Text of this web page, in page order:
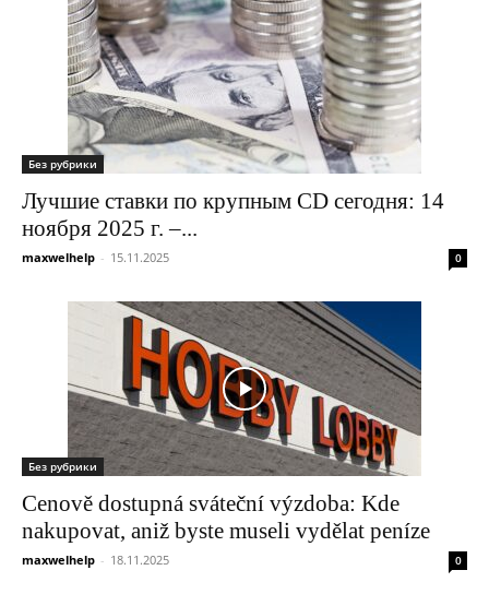
Без рубрики
Лучшие ставки по крупным CD сегодня: 14
ноября 2025 г. –...
maxwelhelp - 15.11.2025 0
Без рубрики
Cenově dostupná sváteční výzdoba: Kde
nakupovat, aniž byste museli vydělat peníze
maxwelhelp - 18.11.2025 0